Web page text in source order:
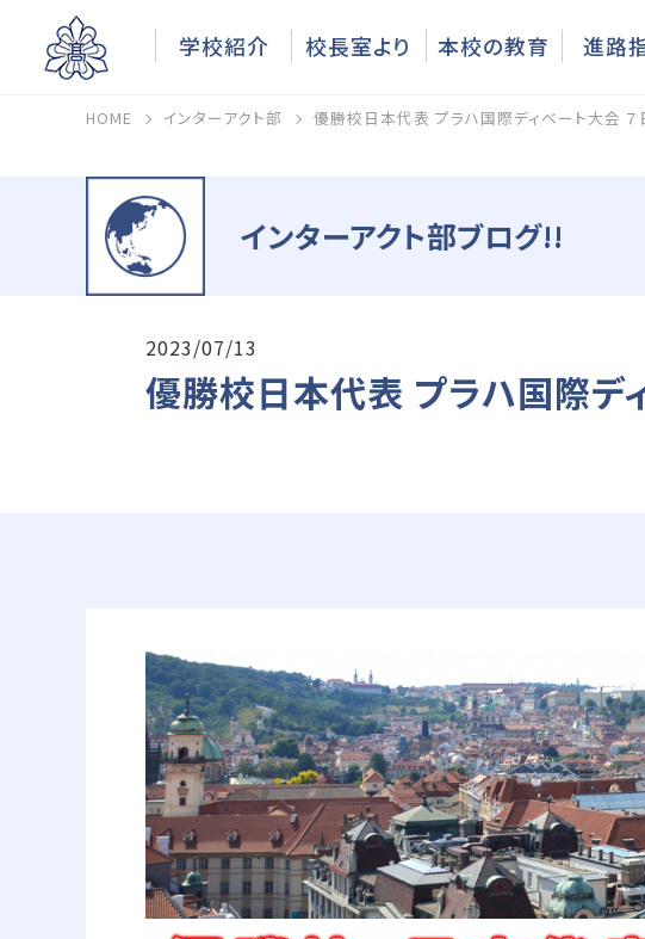
HOME インターアクト部 優勝校日本代表 プラハ国際ディベート大会 ７
インターアクト部ブログ!!
2023/07/13
優勝校日本代表 プラハ国際デ
学校紹介 校長室より 本校の教育 進路